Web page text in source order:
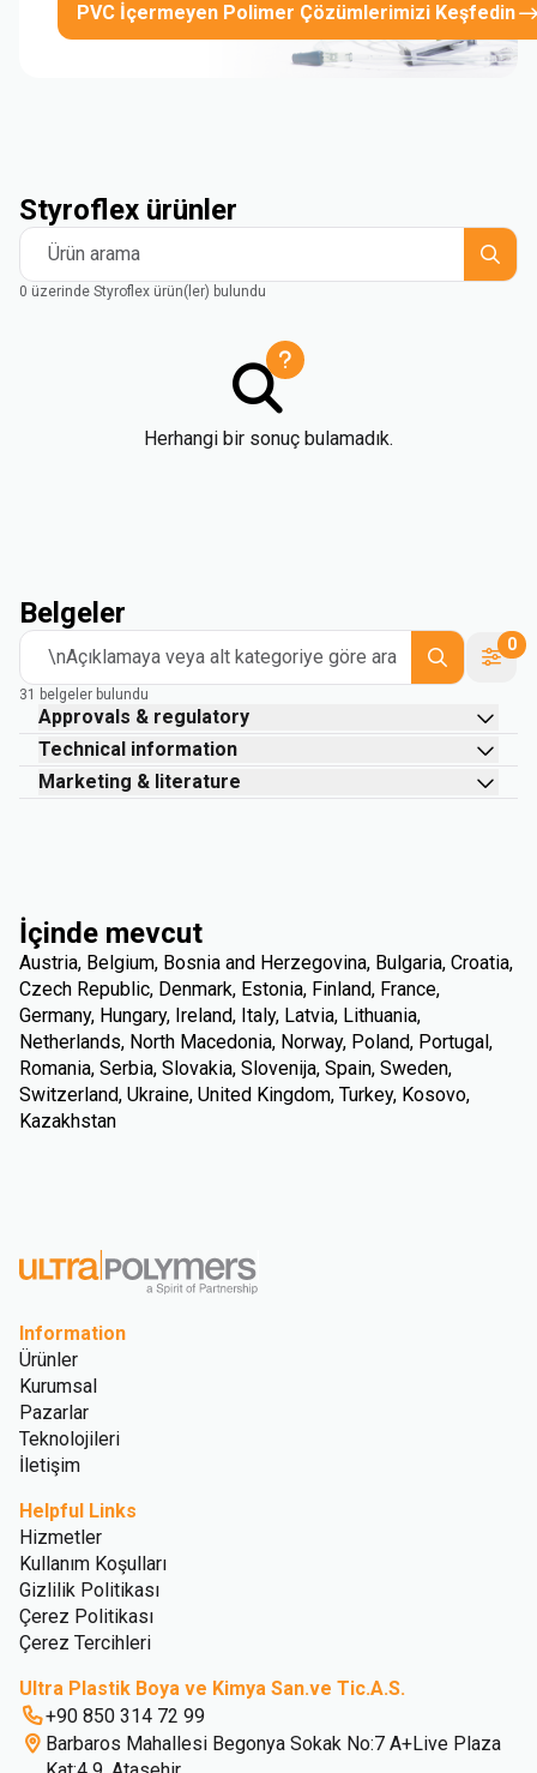
PVC İçermeyen Polimer Çözümlerimizi Keşfedin
Styroflex ürünler
Ürün arama
0 üzerinde Styroflex ürün(ler) bulundu
Herhangi bir sonuç bulamadık.
Belgeler
\nAçıklamaya veya alt kategoriye göre ara
0
31 belgeler bulundu
Approvals & regulatory
Technical information
Marketing & literature
İçinde mevcut
Austria, Belgium, Bosnia and Herzegovina, Bulgaria, Croatia,
Czech Republic, Denmark, Estonia, Finland, France,
Germany, Hungary, Ireland, Italy, Latvia, Lithuania,
Netherlands, North Macedonia, Norway, Poland, Portugal,
Romania, Serbia, Slovakia, Slovenija, Spain, Sweden,
Switzerland, Ukraine, United Kingdom, Turkey, Kosovo,
Kazakhstan
Information
Ürünler
Kurumsal
Pazarlar
Teknolojileri
İletişim
Helpful Links
Hizmetler
Kullanım Koşulları
Gizlilik Politikası
Çerez Politikası
Çerez Tercihleri
Ultra Plastik Boya ve Kimya San.ve Tic.A.S.
+90 850 314 72 99
Barbaros Mahallesi Begonya Sokak No:7 A+Live Plaza